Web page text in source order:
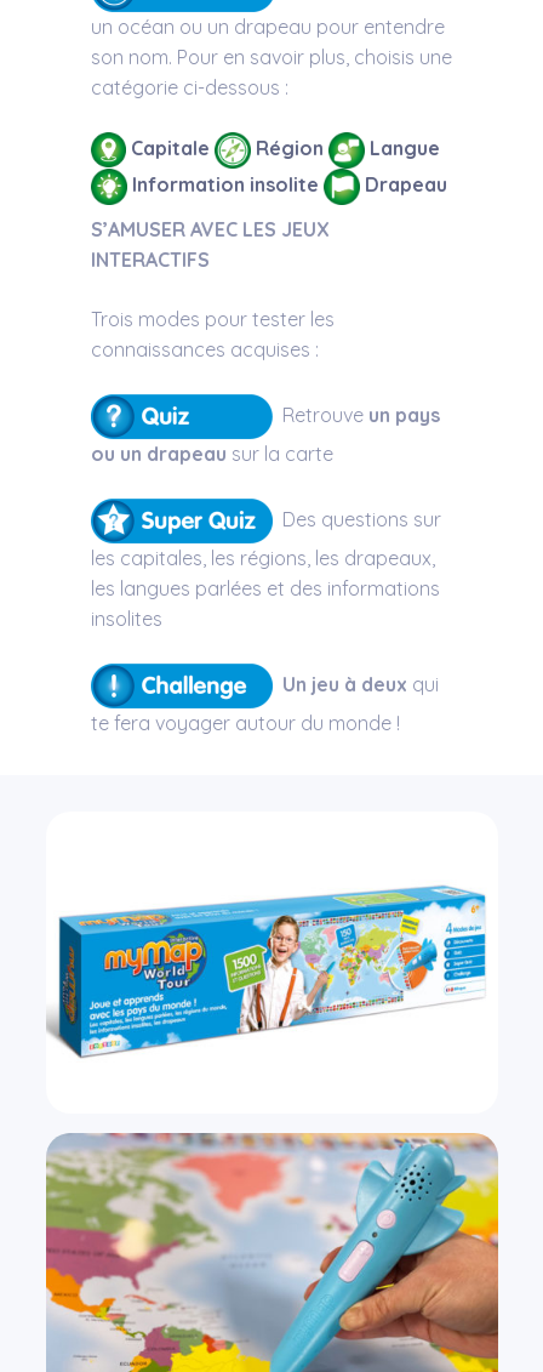
un océan ou un drapeau pour entendre
son nom. Pour en savoir plus, choisis une
catégorie ci-dessous :
Capitale Région
Langue
Information insolite
Drapeau
S’AMUSER AVEC LES JEUX
INTERACTIFS
Trois modes pour tester les
connaissances acquises :
Retrouve un pays
ou un drapeau sur la carte
Des questions sur
les capitales, les régions, les drapeaux,
les langues parlées et des informations
insolites
Un jeu à deux qui
te fera voyager autour du monde !